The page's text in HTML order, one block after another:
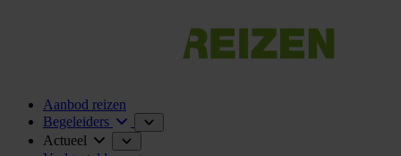
Aanbod reizen
Begeleiders
Actueel